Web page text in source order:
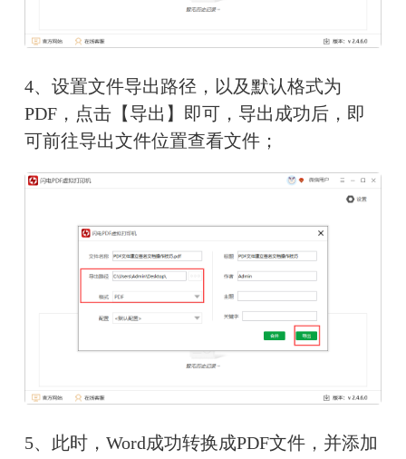
4、设置文件导出路径，以及默认格式为
PDF，点击【导出】即可，导出成功后，即
可前往导出文件位置查看文件；
5、此时，Word成功转换成PDF文件，并添加